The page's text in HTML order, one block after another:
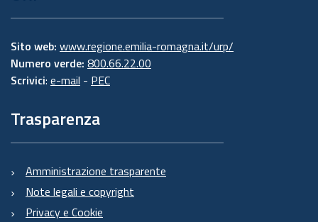
Sito web: www.regione.emilia-romagna.it/urp/
Numero verde: 800.66.22.00
Scrivici: e-mail - PEC
Trasparenza
Amministrazione trasparente
Note legali e copyright
Privacy e Cookie